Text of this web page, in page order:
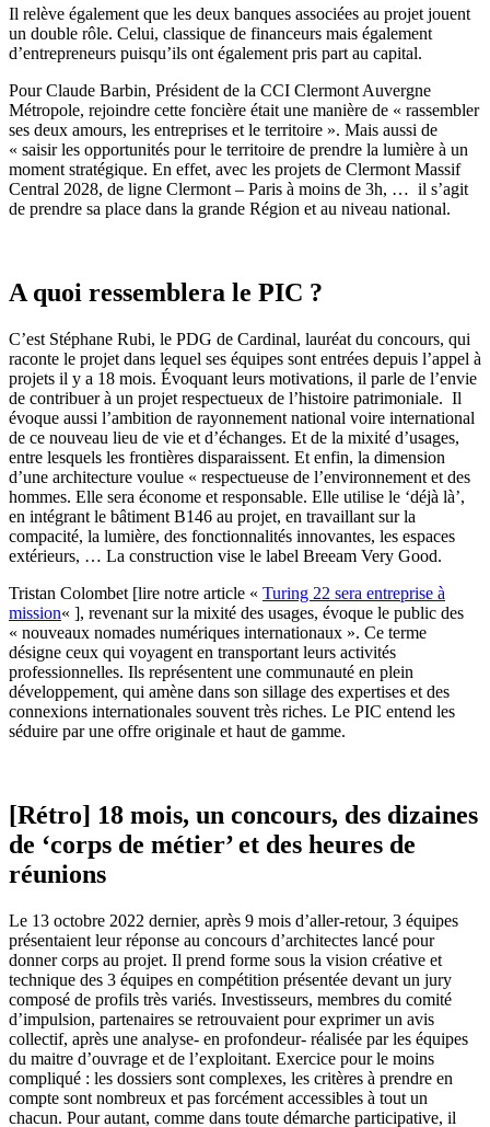
Il relève également que les deux banques associées au projet jouent
un double rôle. Celui, classique de financeurs mais également
d’entrepreneurs puisqu’ils ont également pris part au capital.
Pour Claude Barbin, Président de la CCI Clermont Auvergne
Métropole, rejoindre cette foncière était une manière de « rassembler
ses deux amours, les entreprises et le territoire ». Mais aussi de
« saisir les opportunités pour le territoire de prendre la lumière à un
moment stratégique. En effet, avec les projets de Clermont Massif
Central 2028, de ligne Clermont – Paris à moins de 3h, … il s’agit
de prendre sa place dans la grande Région et au niveau national.
A quoi ressemblera le PIC ?
C’est Stéphane Rubi, le PDG de Cardinal, lauréat du concours, qui
raconte le projet dans lequel ses équipes sont entrées depuis l’appel à
projets il y a 18 mois. Évoquant leurs motivations, il parle de l’envie
de contribuer à un projet respectueux de l’histoire patrimoniale. Il
évoque aussi l’ambition de rayonnement national voire international
de ce nouveau lieu de vie et d’échanges. Et de la mixité d’usages,
entre lesquels les frontières disparaissent. Et enfin, la dimension
d’une architecture voulue « respectueuse de l’environnement et des
hommes. Elle sera économe et responsable. Elle utilise le ‘déjà là’,
en intégrant le bâtiment B146 au projet, en travaillant sur la
compacité, la lumière, des fonctionnalités innovantes, les espaces
extérieurs, … La construction vise le label Breeam Very Good.
Tristan Colombet [lire notre article « Turing 22 sera entreprise à
mission« ], revenant sur la mixité des usages, évoque le public des
« nouveaux nomades numériques internationaux ». Ce terme
désigne ceux qui voyagent en transportant leurs activités
professionnelles. Ils représentent une communauté en plein
développement, qui amène dans son sillage des expertises et des
connexions internationales souvent très riches. Le PIC entend les
séduire par une offre originale et haut de gamme.
[Rétro] 18 mois, un concours, des dizaines
de ‘corps de métier’ et des heures de
réunions
Le 13 octobre 2022 dernier, après 9 mois d’aller-retour, 3 équipes
présentaient leur réponse au concours d’architectes lancé pour
donner corps au projet. Il prend forme sous la vision créative et
technique des 3 équipes en compétition présentée devant un jury
composé de profils très variés. Investisseurs, membres du comité
d’impulsion, partenaires se retrouvaient pour exprimer un avis
collectif, après une analyse- en profondeur- réalisée par les équipes
du maitre d’ouvrage et de l’exploitant. Exercice pour le moins
compliqué : les dossiers sont complexes, les critères à prendre en
compte sont nombreux et pas forcément accessibles à tout un
chacun. Pour autant, comme dans toute démarche participative, il